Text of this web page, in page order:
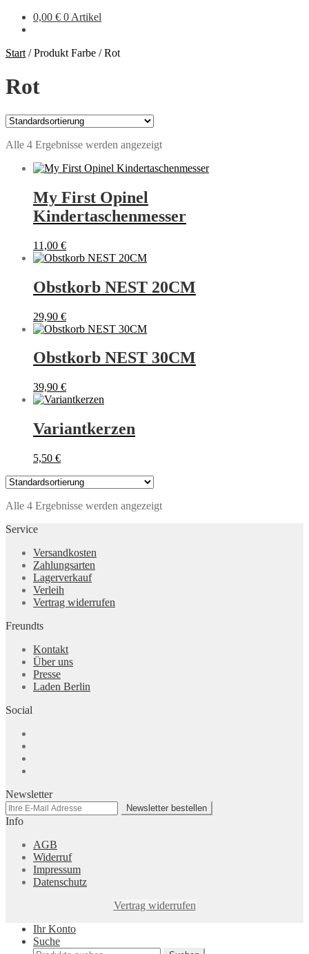
0,00 € 0 Artikel
Start /Produkt Farbe /Rot
Rot
Alle 4 Ergebnisse werden angezeigt
My First Opinel
Kindertaschenmesser
11,00 €
Obstkorb NEST 20CM
29,90 €
Obstkorb NEST 30CM
39,90 €
Variantkerzen
5,50 €
Alle 4 Ergebnisse werden angezeigt
Service
Versandkosten
Zahlungsarten
Lagerverkauf
Verleih
Vertrag widerrufen
Freundts
Kontakt
Über uns
Presse
Laden Berlin
Social
Newsletter
Info
AGB
Widerruf
Impressum
Datenschutz
Vertrag widerrufen
Ihr Konto
Suche